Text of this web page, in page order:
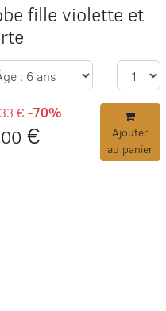
fille violette et
€-70%
00 €
Ajouter
au panier